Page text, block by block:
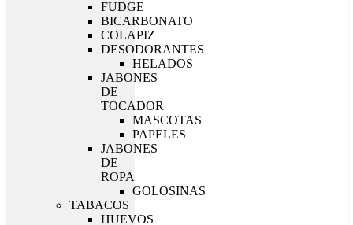
FUDGE
BICARBONATO
COLAPIZ
DESODORANTES
HELADOS
JABONES
DE
TOCADOR
MASCOTAS
PAPELES
JABONES
DE
ROPA
GOLOSINAS
TABACOS
HUEVOS